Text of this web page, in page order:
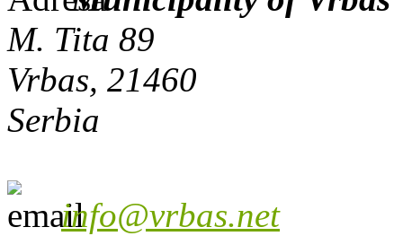
M. Tita 89
Vrbas, 21460
Serbia
info@vrbas.net